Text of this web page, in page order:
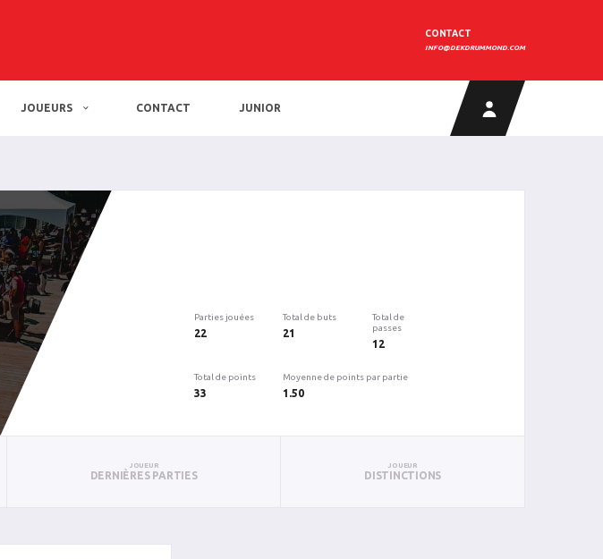
CONTACT
INFO@DEKDRUMMOND.COM
JOUEURS CONTACT JUNIOR
Parties jouées
22
Total de buts
21
Total de
passes
12
Total de points
33
Moyenne de points par partie
1.50
JOUEUR
DERNIÈRES PARTIES
JOUEUR
DISTINCTIONS